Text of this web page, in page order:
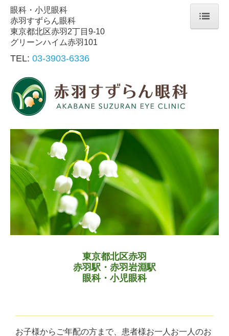
ホーム
院長紹介
交通案内
個人情報保護方針
眼科・小児眼科
赤羽すずらん眼科
東京都北区赤羽2丁目9-10
グリーンハイム赤羽101
TEL: 03-3903-6336
東京都北区赤羽
赤羽駅・ 赤羽岩淵駅
眼科・小児眼科
お子様からご年配の方まで、患者様お一人お一人のお